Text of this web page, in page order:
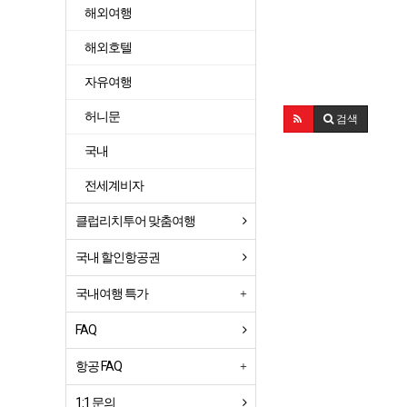
검색
해외여행
해외호텔
자유여행
허니문
국내
전세계비자
클럽리치투어 맞춤여행
국내 할인항공권
국내여행 특가
FAQ
항공 FAQ
1:1 문의